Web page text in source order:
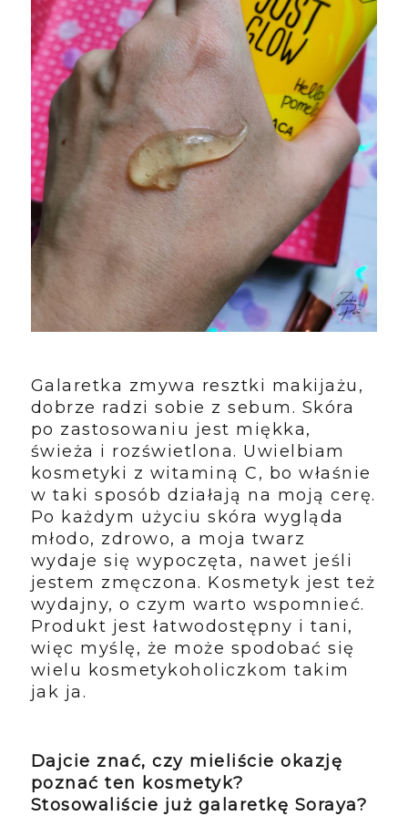
Galaretka zmywa resztki makijażu,
dobrze radzi sobie z sebum. Skóra
po zastosowaniu jest miękka,
świeża i rozświetlona. Uwielbiam
kosmetyki z witaminą C, bo właśnie
w taki sposób działają na moją cerę.
Po każdym użyciu skóra wygląda
młodo, zdrowo, a moja twarz
wydaje się wypoczęta, nawet jeśli
jestem zmęczona. Kosmetyk jest też
wydajny, o czym warto wspomnieć.
Produkt jest łatwodostępny i tani,
więc myślę, że może spodobać się
wielu kosmetykoholiczkom takim
jak ja.
Dajcie znać, czy mieliście okazję
poznać ten kosmetyk?
Stosowaliście już galaretkę Soraya?